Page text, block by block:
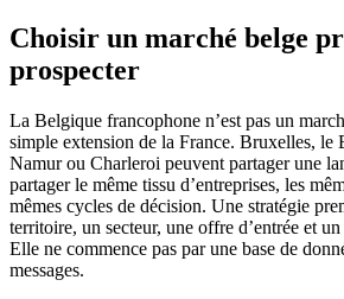
Choisir un marché belge
prospecter
La Belgique francophone n’est pas un
simple extension de la France. Bruxelles, le
Namur ou Charleroi peuvent partager une
partager le même tissu d’entreprises, les
mêmes cycles de décision. Une stratégie
territoire, un secteur, une offre d’entrée et
Elle ne commence pas par une base de
messages.